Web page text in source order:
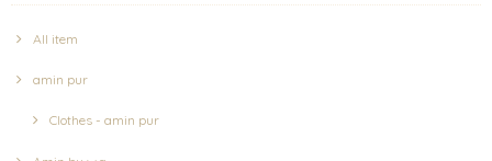
All item
amin pur
Clothes - amin pur